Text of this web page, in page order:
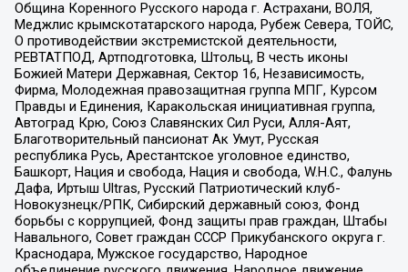
Община Коренного Русского народа г. Астрахани, ВОЛЯ,
Меджлис крымскотатарского народа, Рубеж Севера, ТОЙС,
О противодействии экстремистской деятельности,
РЕВТАТПОД, Артподготовка, Штольц, В честь иконы
Божией Матери Державная, Сектор 16, Независимость,
Фирма, Молодежная правозащитная группа МПГ, Курсом
Правды и Единения, Каракольская инициативная группа,
Автоград Крю, Союз Славянских Сил Руси, Алля-Аят,
Благотворительный пансионат Ак Умут, Русская
республика Русь, Арестантское уголовное единство,
Башкорт, Нация и свобода, Нация и свобода, W.H.С., Фалунь
Дафа, Иртыш Ultras, Русский Патриотический клуб-
Новокузнецк/РПК, Сибирский державный союз, Фонд
борьбы с коррупцией, Фонд защиты прав граждан, Штабы
Навального, Совет граждан СССР Прикубанского округа г.
Краснодара, Мужское государство, Народное